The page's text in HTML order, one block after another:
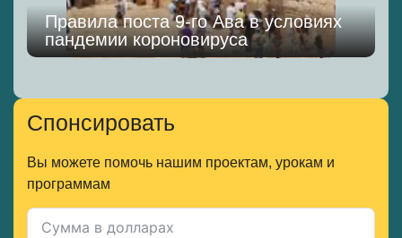
Правила поста 9-го Ава в условиях
пандемии короновируса
Спонсировать
Вы можете помочь нашим проектам, урокам и
программам